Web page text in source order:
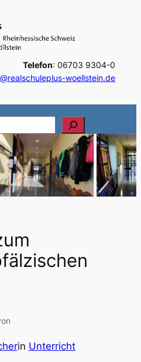
Telefon: 06703 9304-0
woellstein.de
in Unterricht